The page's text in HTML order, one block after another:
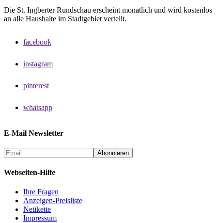
Die St. Ingberter Rundschau erscheint monatlich und wird kostenlos
an alle Haushalte im Stadtgebiet verteilt.
facebook
instagram
pinterest
whatsapp
E-Mail Newsletter
Webseiten-Hilfe
Ihre Fragen
Anzeigen-Preisliste
Netikette
Impressum